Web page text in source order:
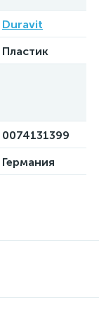
Duravit
Пластик
0074131399
Германия